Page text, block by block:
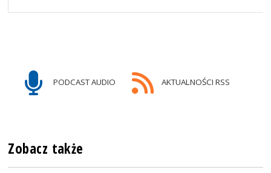
PODCAST AUDIO AKTUALNOŚCI RSS
Zobacz także